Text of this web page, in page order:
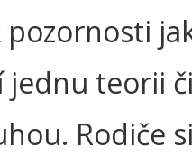
jednu teorii
Rodiče